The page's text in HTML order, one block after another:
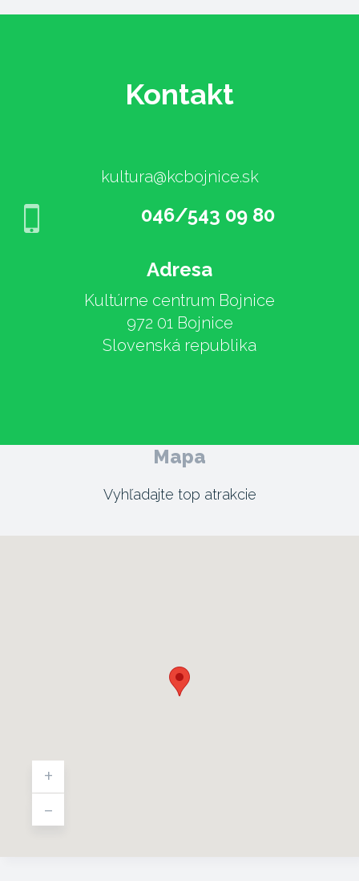
Kontakt
kultura@kcbojnice.sk
046/543 09 80
Adresa
Kultúrne centrum Bojnice
972 01 Bojnice
Slovenská republika
Mapa
Vyhľadajte top atrakcie
+
-